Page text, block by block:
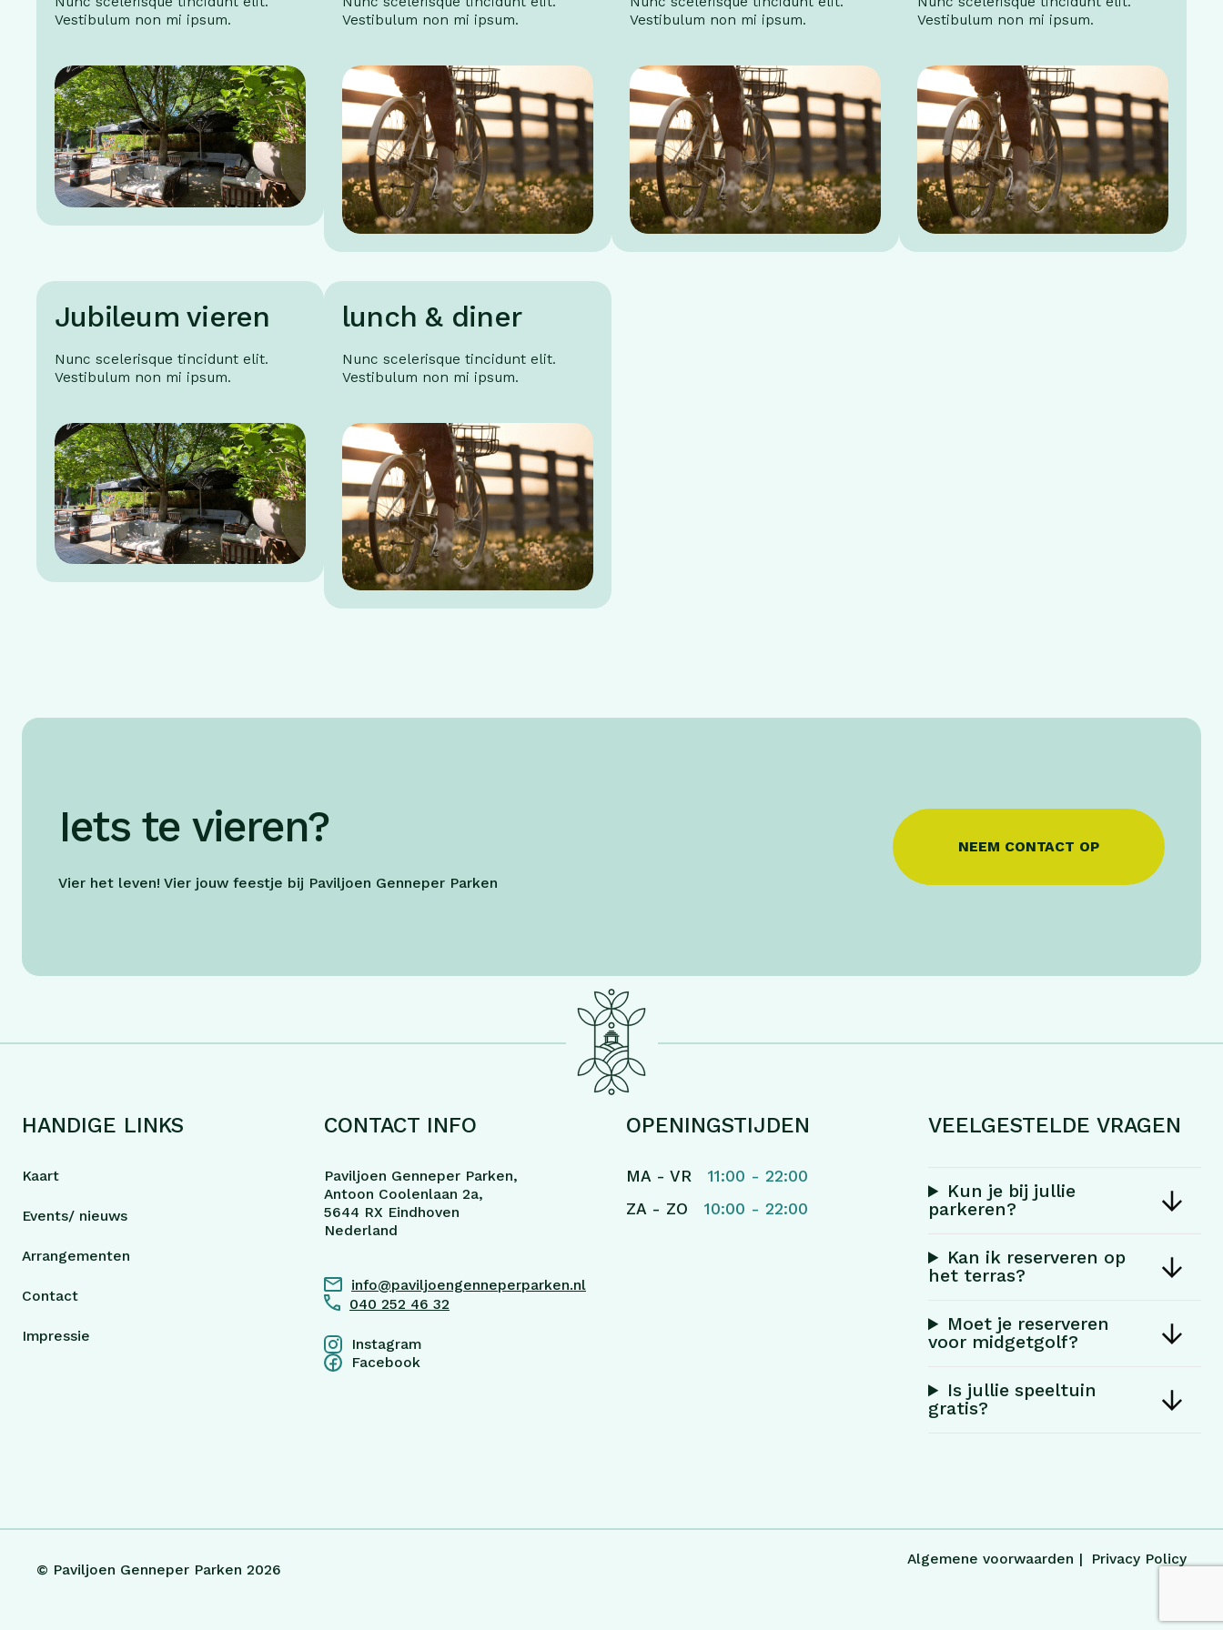
Vestibulum non mi ipsum.
Vestibulum non mi ipsum.
Vestibulum non mi ipsum.
Vestibulum non mi ipsum.
Jubileum vieren
Nunc scelerisque tincidunt elit.
Vestibulum non mi ipsum.
lunch & diner
Nunc scelerisque tincidunt elit.
Vestibulum non mi ipsum.
Iets te vieren?
Vier het leven! Vier jouw feestje bij Paviljoen Genneper Parken
NEEM CONTACT OP
HANDIGE LINKS
Kaart
Events/ nieuws
Arrangementen
Contact
Impressie
CONTACT INFO
Paviljoen Genneper Parken,
Antoon Coolenlaan 2a,
5644 RX Eindhoven
Nederland
info@paviljoengenneperparken.nl
040 252 46 32
Instagram
Facebook
OPENINGSTIJDEN
MA - VR
11:00 - 22:00
ZA - ZO
10:00 - 22:00
VEELGESTELDE VRAGEN
Kun je bij jullie
parkeren?
Kan ik reserveren op
het terras?
Moet je reserveren
voor midgetgolf?
Is jullie speeltuin
gratis?
© Paviljoen Genneper Parken 2026
Algemene voorwaarden Privacy Policy